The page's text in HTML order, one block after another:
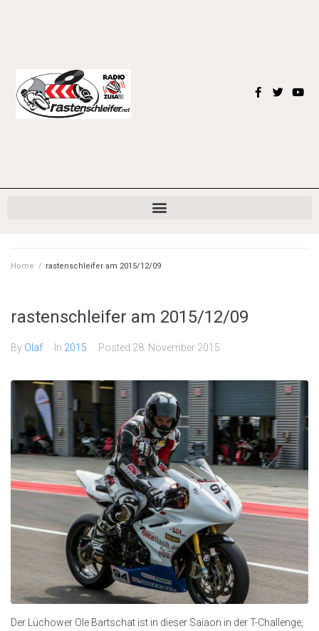
Home / rastenschleifer am 2015/12/09
rastenschleifer am 2015/12/09
By Olaf In 2015 Posted 28. November 2015
Der Lüchower Ole Bartschat ist in dieser Saiaon in der T-Challenge,